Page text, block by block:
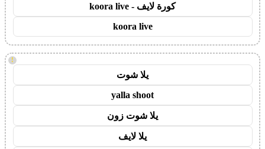
كورة لايف - koora live
koora live
!
يلا شوت
yalla shoot
يلا شوت زون
يلا لايف